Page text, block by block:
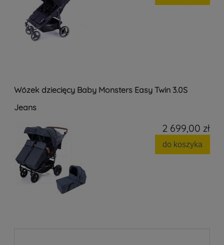
Wózek dziecięcy Baby Monsters Easy Twin 3.0S
Jeans
2 699,00 zł
do koszyka